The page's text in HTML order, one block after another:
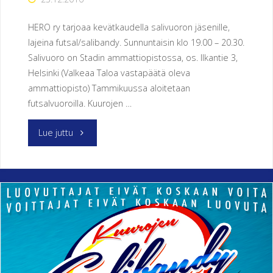
HERO ry tarjoaa kevätkaudella salivuoron jäsenille,
lajeina futsal/salibandy. Sunnuntaisin klo 19.00 – 20.30.
Salivuoro on Stadin ammattiopistossa, os. Ilkantie 3,
Helsinki (Valkeaa Taloa vastapäätä oleva
ammattiopisto) Tammikuussa aloitetaan
futsalvuoroilla. Kuurojen …
Lue juttu"UUSI
FUTSAL/SALIBANDY
(Kevätkausi
2017)"